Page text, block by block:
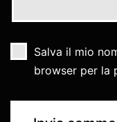
Salva il mio
browser per la